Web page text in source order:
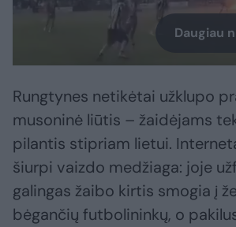
Daugiau
Rungtynes netikėtai užklupo
musoninė liūtis – žaidėjams
pilantis stipriam lietui.
šiurpi vaizdo medžiaga: joje
galingas žaibo kirtis smogia į
bėgančių futbolininkų, o